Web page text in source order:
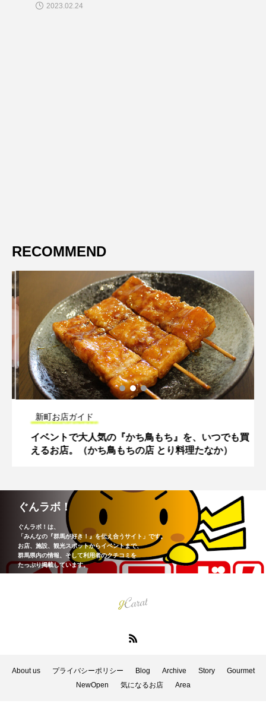
2023.02.24
RECOMMEND
新町お店ガイド
イベントで大人気の『かち鳥もち』を、いつでも買
えるお店。（かち鳥もちの店 とり料理たなか）
ぐんラボ！
ぐんラボ！は、
「みんなの『群馬が好き！』を伝え合うサイト」です。
お店、施設、観光スポットからイベントまで、
群馬県内の情報、そして利用者のクチコミを
たっぷり掲載しています。
About us プライバシーポリシー Blog Archive Story
Gourmet
NewOpen
気になるお店 Area